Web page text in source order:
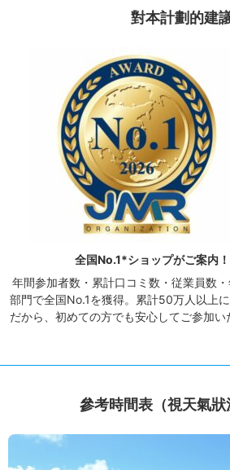
對本計劃的建
全国No.1*ショップがご案内！
年間参加者数・累計口コミ数・従業員数
部門で全国No.1を獲得。累計50万人以上
だから、初めての方でも安心してご参加い
參考時間表（視天氣狀